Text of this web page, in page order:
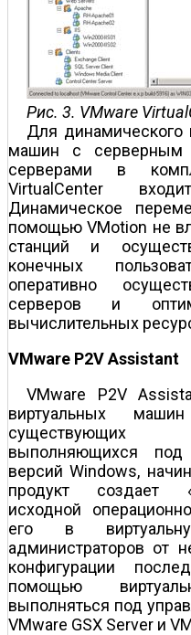
Рис. 3. VMware
Для динамического
машин с
серверами в
VirtualCenter
Динамическое
помощью VMotion не
станций и
конечных
оперативно
серверов и
вычислительных
VMware P2V Assistant
VMware P2V
виртуальных
существующих
выполняющихся под
версий Windows,
продукт создает
исходной
его в
администраторов от
конфигурации
помощью
выполняться под
VMware GSX Server и